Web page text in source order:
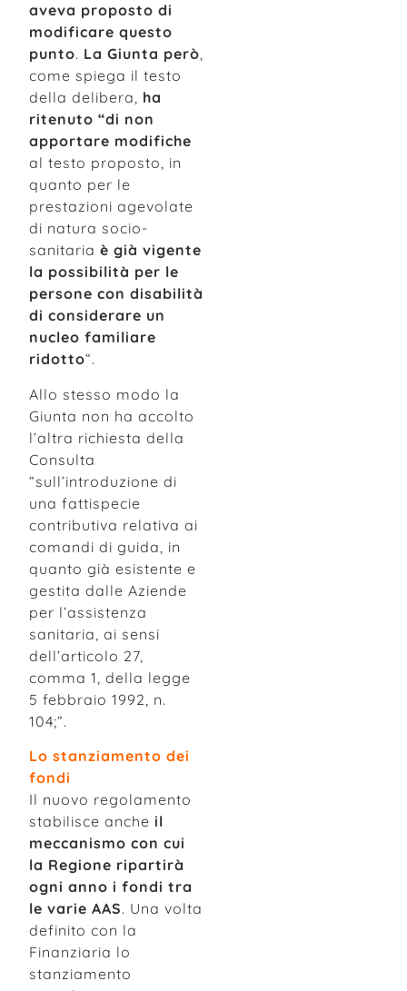
aveva proposto di
modificare questo
punto. La Giunta però,
come spiega il testo
della delibera, ha
ritenuto “di non
apportare modifiche
al testo proposto, in
quanto per le
prestazioni agevolate
di natura socio-
sanitaria è già vigente
la possibilità per le
persone con disabilità
di considerare un
nucleo familiare
ridotto“.
Allo stesso modo la
Giunta non ha accolto
l’altra richiesta della
Consulta
“sull’introduzione di
una fattispecie
contributiva relativa ai
comandi di guida, in
quanto già esistente e
gestita dalle Aziende
per l’assistenza
sanitaria, ai sensi
dell’articolo 27,
comma 1, della legge
5 febbraio 1992, n.
104;”.
Lo stanziamento dei
fondi
Il nuovo regolamento
stabilisce anche il
meccanismo con cui
la Regione ripartirà
ogni anno i fondi tra
le varie AAS. Una volta
definito con la
Finanziaria lo
stanziamento